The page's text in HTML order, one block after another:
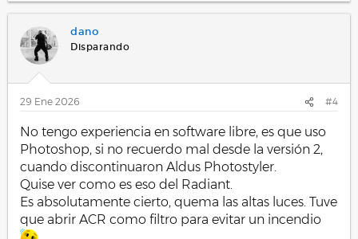
dano
Disparando
29 Ene 2026 #4
No tengo experiencia en software libre, es que uso
Photoshop, si no recuerdo mal desde la versión 2,
cuando discontinuaron Aldus Photostyler.
Quise ver como es eso del Radiant.
Es absolutamente cierto, quema las altas luces. Tuve
que abrir ACR como filtro para evitar un incendio